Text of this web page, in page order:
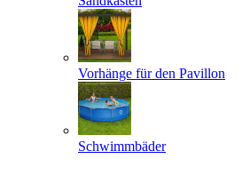
Vorhänge für den Pavillon
Schwimmbäder